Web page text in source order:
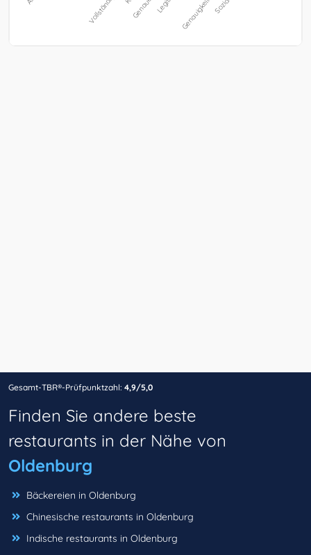
Gesamt-TBR®-Prüfpunktzahl: 4,9/5,0
Finden Sie andere beste
restaurants in der Nähe von
Oldenburg
Bäckereien in Oldenburg
Chinesische restaurants in Oldenburg
Indische restaurants in Oldenburg